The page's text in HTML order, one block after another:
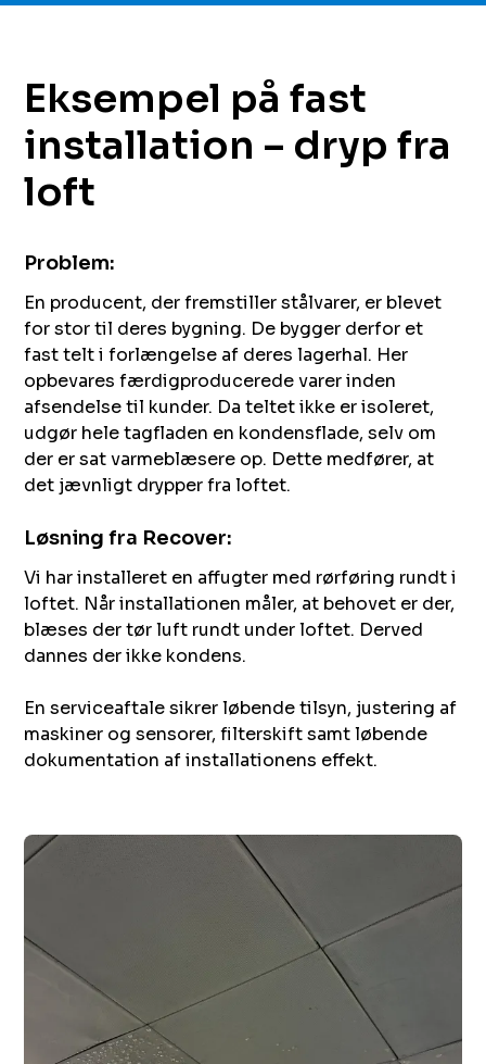
Eksempel på fast
installation – dryp fra
loft​​​​‌ ‍ ​‍​‍‌‍ ‌ ​‍‌‍‍‌‌‍‌ ‌‍‍‌‌‍ ‍​‍​‍​ ‍‍​‍​‍‌ ​ ‌‍​‌‌‍ ‍‌‍‍‌‌ ‌​‌ ‍‌​‍ ‍‌‍‍‌‌‍ ​‍​‍​‍ ​​‍​‍‌‍‍​‌ ​‍‌‍‌‌‌‍‌‍​‍​‍​ ‍‍​‍​‍​‍ ‌ ​ ‌ ‌​‌ ‌‌‌‍‌​‌‍‍‌‌‍ ​‍ ‌‍‍‌‌‍ ‍‌ ‌​‌‍‌‌‌‍ ‍‌ ‌​​‍ ‌‍‌‌‌‍‌​‌‍‍‌‌ ‌​​‍ ‌‍ ‌‌‍ ‌‍‌​‌‍‌‌​ ‌‌ ​​‌ ​‍‌‍‌‌‌ ​ ‌‍‌‌‌‍ ‍‌ ‌​‌‍​‌‌ ‌​‌‍‍‌‌‍ ‌‍ ‍​ ‍ ‌‍‍‌‌‍‌​​ ‌​ ‍‌​ ​‍‌‍​‍​ ​ ‌‍‌‌​ ‌ ​ ‌​​ ​‍​‍ ‌​ ​‍​ ​‌​ ​‌​ ‌ ​‍ ‌​ ‌​​ ‌‌​ ‌‌‌‍‌​​‍ ‌​ ‍​​ ‍​​ ‌‍‌‍​‌​‍ ‌‌‍‌‍‌‍‌​​ ​‌​ ‌‍​ ​ ​ ‍‌​ ‌‌‌‍​ ​ ‍‌‌‍‌‍​ ​​​ ‌‍​ ‍ ‌ ‌​‌ ‍‌‌ ​​‌‍‌‌​ ‌‌ ​ ‌‍‍‌‌ ‌​‌‍‌‌‌‌​​‌‍​‌‌‍‌ ‌‍‌‌​ ‍ ‌ ​​‌‍​‌‌ ‌​‌‍‍​​ ‌‌ ​​‌‍​‌‌‍‌ ‌‍‌‌‌​​‍‌ ‌‌‌‍‍‌‌‍ ​‌‍‌​‌‍‌‌‌ ​‍​‍‌‌​ ‌‌‌​​‍‌‌ ‌‍‍ ‌‍‌‌‌ ‍‌​‍‌‌​ ​ ‌​‌​​‍‌‌​ ​ ‌​‌​​‍‌‌​ ​‍​ ​‍​ ‌‍​ ‍​​ ‌‌​ ​ ​ ​‍​ ‌​​ ​ ‌‍​‌‌‍‌​​ ​​‌‍‌​​ ​​​‍‌‌​ ​‍​ ​‍​‍‌‌​ ‌‌‌​‌​​‍ ‍‌‍​ ‌‍ ‌‍ ‍‌ ‌​‌‍‌‌‌‍ ‍‌ ‌​​‍‌‌​ ‌‌‌​​‍‌‌ ‌‍‍ ‌‍‌‌‌ ‍‌​‍‌‌​ ​ ‌​‌​​‍‌‌​ ​ ‌​‌​​‍‌‌​ ​‍​ ​‍​ ​​‌‍​‌​ ‍​‌‍​‌​ ‌ ​ ‌ ‌‍​‌​ ‌​​ ‍​‌‍‌‍​ ‌‍‌‍‌‌​‍‌‌​ ​‍​ ​‍​‍‌‌​ ‌‌‌​‌​​‍ ‍‌‍​ ‌‍‍​‌‍‍‌‌‍ ​‌‍‌​‌ ​‍‌‍‌‌‌‍ ‍​‍‌‌​ ‌‌‌​​‍‌‌ ‌‍‍ ‌‍‌‌‌ ‍‌​‍‌‌​ ​ ‌​‌​​‍‌‌​ ​ ‌​‌​​‍‌‌​ ​‍​ ​‍​ ‍​‌‍​ ‌‍​‍​ ​‍​ ​‌‌‍​‍‌‍​ ​ ​​‌‍‌​​ ‌‌​ ​‍​ ​‌​‍‌‌​ ​‍​ ​‍​‍‌‌​ ‌‌‌​‌​​‍ ‍‌ ‌​‌‍‌‌‌ ‍​‌ ‌​​ ‌‍​‍‌‍​‌‌ ​ ‌‍‌‌‌‌‌‌‌ ​‍‌‍ ​​ ‌​‍‌‌​ ​‍‌​‌‍‌ ​ ‌ ‌​‌ ‌‌‌‍‌​‌‍‍‌‌‍ ​‍‌‍‌‍‍‌‌‍‌​​ ‌​ ‍‌​ ​‍‌‍​‍​ ​ ‌‍‌‌​ ‌ ​ ‌​​ ​‍​‍ ‌​ ​‍​ ​‌​ ​‌​ ‌ ​‍ ‌​ ‌​​ ‌‌​ ‌‌‌‍‌​​‍ ‌​ ‍​​ ‍​​ ‌‍‌‍​‌​‍ ‌‌‍‌‍‌‍‌​​ ​‌​ ‌‍​ ​ ​ ‍‌​ ‌‌‌‍​ ​ ‍‌‌‍‌‍​ ​​​ ‌‍​‍‌‍‌ ‌​‌ ‍‌‌ ​​‌‍‌‌​ ‌‌ ​ ‌‍‍‌‌ ‌​‌‍‌‌‌‌​​‌‍​‌‌‍‌ ‌‍‌‌​‍‌‍‌ ​​‌‍​‌‌ ‌​‌‍‍​​ ‌‌ ​​‌‍​‌‌‍‌ ‌‍‌‌‌​​‍‌ ‌‌‌‍‍‌‌‍ ​‌‍‌​‌‍‌‌‌ ​‍​‍‌‌​ ‌‌‌​​‍‌‌ ‌‍‍ ‌‍‌‌‌ ‍‌​‍‌‌​ ​ ‌​‌​​‍‌‌​ ​ ‌​‌​​‍‌‌​ ​‍​ ​‍​ ‌‍​ ‍​​ ‌‌​ ​ ​ ​‍​ ‌​​ ​ ‌‍​‌‌‍‌​​ ​​‌‍‌​​ ​​​‍‌‌​ ​‍​ ​‍​‍‌‌​ ‌‌‌​‌​​‍ ‍‌‍​ ‌‍ ‌‍ ‍‌ ‌​‌‍‌‌‌‍ ‍‌ ‌​​‍‌‌​ ‌‌‌​​‍‌‌ ‌‍‍ ‌‍‌‌‌ ‍‌​‍‌‌​ ​ ‌​‌​​‍‌‌​ ​ ‌​‌​​‍‌‌​ ​‍​ ​‍​ ​​‌‍​‌​ ‍​‌‍​‌​ ‌ ​ ‌ ‌‍​‌​ ‌​​ ‍​‌‍‌‍​ ‌‍‌‍‌‌​‍‌‌​ ​‍​ ​‍​‍‌‌​ ‌‌‌​‌​​‍ ‍‌‍​ ‌‍‍​‌‍‍‌‌‍ ​‌‍‌​‌ ​‍‌‍‌‌‌‍ ‍​‍‌‌​ ‌‌‌​​‍‌‌ ‌‍‍ ‌‍‌‌‌ ‍‌​‍‌‌​ ​ ‌​‌​​‍‌‌​ ​ ‌​‌​​‍‌‌​ ​‍​ ​‍​ ‍​‌‍​ ‌‍​‍​ ​‍​ ​‌‌‍​‍‌‍​ ​ ​​‌‍‌​​ ‌‌​ ​‍​ ​‌​‍‌‌​ ​‍​ ​‍​‍‌‌​ ‌‌‌​‌​​‍ ‍‌ ‌​‌‍‌‌‌ ‍​‌ ‌​​‍‌‍‌ ​​‌‍‌‌‌ ​‍‌ ​ ‌ ​​‌‍‌‌‌‍​ ‌ ‌​‌‍‍‌‌ ‌‍‌‍‌‌​ ‌‌ ​​‌ ‌‌‌‍​‍‌‍ ​‌‍‍‌‌ ​ ‌‍‍​‌‍‌‌‌‍‌​​‍​‍‌ ‌
Problem:
En producent, der fremstiller stålvarer, er blevet
for stor til deres bygning. De bygger derfor et
fast telt i forlængelse af deres lagerhal. Her
opbevares færdigproducerede varer inden
afsendelse til kunder. Da teltet ikke er isoleret,
udgør hele tagfladen en kondensflade, selv om
der er sat varmeblæsere op. Dette medfører, at
det jævnligt drypper fra loftet.​‍​‍‌‍ ‌ ​‍‌‍‍‌‌‍‌ ‌‍‍‌‌‍ ‍​‍​‍​ ‍‍​‍​‍‌ ​ ‌‍​‌‌‍ ‍‌‍‍‌‌ ‌​‌ ‍‌​‍ ‍‌‍‍‌‌‍ ​‍​‍​‍ ​​‍​‍‌‍‍​‌ ​‍‌‍‌‌‌‍‌‍​‍​‍​ ‍‍​‍​‍​‍ ‌ ​ ‌ ‌​‌ ‌‌‌‍‌​‌‍‍‌‌‍ ​‍ ‌‍‍‌‌‍ ‍‌ ‌​‌‍‌‌‌‍ ‍‌ ‌​​‍ ‌‍‌‌‌‍‌​‌‍‍‌‌ ‌​​‍ ‌‍ ‌‌‍ ‌‍‌​‌‍‌‌​ ‌‌ ​​‌ ​‍‌‍‌‌‌ ​ ‌‍‌‌‌‍ ‍‌ ‌​‌‍​‌‌ ‌​‌‍‍‌‌‍ ‌‍ ‍​ ‍ ‌‍‍‌‌‍‌​​ ‌​ ‍‌​ ​‍‌‍​‍​ ​ ‌‍‌‌​ ‌ ​ ‌​​ ​‍​‍ ‌​ ​‍​ ​‌​ ​‌​ ‌ ​‍ ‌​ ‌​​ ‌‌​ ‌‌‌‍‌​​‍ ‌​ ‍​​ ‍​​ ‌‍‌‍​‌​‍ ‌‌‍‌‍‌‍‌​​ ​‌​ ‌‍​ ​ ​ ‍‌​ ‌‌‌‍​ ​ ‍‌‌‍‌‍​ ​​​ ‌‍​ ‍ ‌ ‌​‌ ‍‌‌ ​​‌‍‌‌​ ‌‌ ​ ‌‍‍‌‌ ‌​‌‍‌‌‌‌​​‌‍​‌‌‍‌ ‌‍‌‌​ ‍ ‌ ​​‌‍​‌‌ ‌​‌‍‍​​ ‌‌ ​​‌‍​‌‌‍‌ ‌‍‌‌‌​​‍‌ ‌‌‌‍‍‌‌‍ ​‌‍‌​‌‍‌‌‌ ​‍​‍‌‌​ ‌‌‌​​‍‌‌ ‌‍‍ ‌‍‌‌‌ ‍‌​‍‌‌​ ​ ‌​‌​​‍‌‌​ ​ ‌​‌​​‍‌‌​ ​‍​ ​‍​ ‌‍​ ‍​​ ‌‌​ ​ ​ ​‍​ ‌​​ ​ ‌‍​‌‌‍‌​​ ​​‌‍‌​​ ​​​‍‌‌​ ​‍​ ​‍​‍‌‌​ ‌‌‌​‌​​‍ ‍‌‍​ ‌‍ ‌‍ ‍‌ ‌​‌‍‌‌‌‍ ‍‌ ‌​​‍‌‌​ ‌‌‌​​‍‌‌ ‌‍‍ ‌‍‌‌‌ ‍‌​‍‌‌​ ​ ‌​‌​​‍‌‌​ ​ ‌​‌​​‍‌‌​ ​‍​ ​‍​ ​‍​ ‌‍​ ‍‌​ ‌‍‌‍‌‍​ ‌​‌‍​‌​ ​‍‌‍​ ‌‍​‍​ ​ ​ ‌​​‍‌‌​ ​‍​ ​‍​‍‌‌​ ‌‌‌​‌​​‍ ‍‌‍​ ‌‍‍​‌‍‍‌‌‍ ​‌‍‌​‌ ​‍‌‍‌‌‌‍ ‍​‍‌‌​ ‌‌‌​​‍‌‌ ‌‍‍ ‌‍‌‌‌ ‍‌​‍‌‌​ ​ ‌​‌​​‍‌‌​ ​ ‌​‌​​‍‌‌​ ​‍​ ​‍​ ‌‌​ ​‌​ ‌​​ ‌‌​ ‌ ‌‍‌‌​ ‌​‌‍​‍‌‍‌‍‌‍​‍​ ​‍‌‍​‍​‍‌‌​ ​‍​ ​‍​‍‌‌​ ‌‌‌​‌​​‍ ‍‌ ‌​‌‍‌‌‌ ‍​‌ ‌​​ ‌‍​‍‌‍​‌‌ ​ ‌‍‌‌‌‌‌‌‌ ​‍‌‍ ​​ ‌​‍‌‌​ ​‍‌​‌‍‌ ​ ‌ ‌​‌ ‌‌‌‍‌​‌‍‍‌‌‍ ​‍‌‍‌‍‍‌‌‍‌​​ ‌​ ‍‌​ ​‍‌‍​‍​ ​ ‌‍‌‌​ ‌ ​ ‌​​ ​‍​‍ ‌​ ​‍​ ​‌​ ​‌​ ‌ ​‍ ‌​ ‌​​ ‌‌​ ‌‌‌‍‌​​‍ ‌​ ‍​​ ‍​​ ‌‍‌‍​‌​‍ ‌‌‍‌‍‌‍‌​​ ​‌​ ‌‍​ ​ ​ ‍‌​ ‌‌‌‍​ ​ ‍‌‌‍‌‍​ ​​​ ‌‍​‍‌‍‌ ‌​‌ ‍‌‌ ​​‌‍‌‌​ ‌‌ ​ ‌‍‍‌‌ ‌​‌‍‌‌‌‌​​‌‍​‌‌‍‌ ‌‍‌‌​‍‌‍‌ ​​‌‍​‌‌ ‌​‌‍‍​​ ‌‌ ​​‌‍​‌‌‍‌ ‌‍‌‌‌​​‍‌ ‌‌‌‍‍‌‌‍ ​‌‍‌​‌‍‌‌‌ ​‍​‍‌‌​ ‌‌‌​​‍‌‌ ‌‍‍ ‌‍‌‌‌ ‍‌​‍‌‌​ ​ ‌​‌​​‍‌‌​ ​ ‌​‌​​‍‌‌​ ​‍​ ​‍​ ‌‍​ ‍​​ ‌‌​ ​ ​ ​‍​ ‌​​ ​ ‌‍​‌‌‍‌​​ ​​‌‍‌​​ ​​​‍‌‌​ ​‍​ ​‍​‍‌‌​ ‌‌‌​‌​​‍ ‍‌‍​ ‌‍ ‌‍ ‍‌ ‌​‌‍‌‌‌‍ ‍‌ ‌​​‍‌‌​ ‌‌‌​​‍‌‌ ‌‍‍ ‌‍‌‌‌ ‍‌​‍‌‌​ ​ ‌​‌​​‍‌‌​ ​ ‌​‌​​‍‌‌​ ​‍​ ​‍​ ​‍​ ‌‍​ ‍‌​ ‌‍‌‍‌‍​ ‌​‌‍​‌​ ​‍‌‍​ ‌‍​‍​ ​ ​ ‌​​‍‌‌​ ​‍​ ​‍​‍‌‌​ ‌‌‌​‌​​‍ ‍‌‍​ ‌‍‍​‌‍‍‌‌‍ ​‌‍‌​‌ ​‍‌‍‌‌‌‍ ‍​‍‌‌​ ‌‌‌​​‍‌‌ ‌‍‍ ‌‍‌‌‌ ‍‌​‍‌‌​ ​ ‌​‌​​‍‌‌​ ​ ‌​‌​​‍‌‌​ ​‍​ ​‍​ ‌‌​ ​‌​ ‌​​ ‌‌​ ‌ ‌‍‌‌​ ‌​‌‍​‍‌‍‌‍‌‍​‍​ ​‍‌‍​‍​‍‌‌​ ​‍​ ​‍​‍‌‌​ ‌‌‌​‌​​‍ ‍‌ ‌​‌‍‌‌‌ ‍​‌ ‌​​‍‌‍‌ ​​‌‍‌‌‌ ​‍‌ ​ ‌ ​​‌‍‌‌‌‍​ ‌ ‌​‌‍‍‌‌ ‌‍‌‍‌‌​ ‌‌ ​​‌ ‌‌‌‍​‍‌‍ ​‌‍‍‌‌ ​ ‌‍‍​‌‍‌‌‌‍‌​​‍​‍‌ ‌
Løsning fra Recover:​​​​‌ ‍ ​‍​‍‌‍ ‌ ​‍‌‍‍‌‌‍‌ ‌‍‍‌‌‍ ‍​‍​‍​ ‍‍​‍​‍‌ ​ ‌‍​‌‌‍ ‍‌‍‍‌‌ ‌​‌ ‍‌​‍ ‍‌‍‍‌‌‍ ​‍​‍​‍ ​​‍​‍‌‍‍​‌ ​‍‌‍‌‌‌‍‌‍​‍​‍​ ‍‍​‍​‍​‍ ‌ ​ ‌ ‌​‌ ‌‌‌‍‌​‌‍‍‌‌‍ ​‍ ‌‍‍‌‌‍ ‍‌ ‌​‌‍‌‌‌‍ ‍‌ ‌​​‍ ‌‍‌‌‌‍‌​‌‍‍‌‌ ‌​​‍ ‌‍ ‌‌‍ ‌‍‌​‌‍‌‌​ ‌‌ ​​‌ ​‍‌‍‌‌‌ ​ ‌‍‌‌‌‍ ‍‌ ‌​‌‍​‌‌ ‌​‌‍‍‌‌‍ ‌‍ ‍​ ‍ ‌‍‍‌‌‍‌​​ ‌​ ‍‌​ ​‍‌‍​‍​ ​ ‌‍‌‌​ ‌ ​ ‌​​ ​‍​‍ ‌​ ​‍​ ​‌​ ​‌​ ‌ ​‍ ‌​ ‌​​ ‌‌​ ‌‌‌‍‌​​‍ ‌​ ‍​​ ‍​​ ‌‍‌‍​‌​‍ ‌‌‍‌‍‌‍‌​​ ​‌​ ‌‍​ ​ ​ ‍‌​ ‌‌‌‍​ ​ ‍‌‌‍‌‍​ ​​​ ‌‍​ ‍ ‌ ‌​‌ ‍‌‌ ​​‌‍‌‌​ ‌‌ ​ ‌‍‍‌‌ ‌​‌‍‌‌‌‌​​‌‍​‌‌‍‌ ‌‍‌‌​ ‍ ‌ ​​‌‍​‌‌ ‌​‌‍‍​​ ‌‌ ​​‌‍​‌‌‍‌ ‌‍‌‌‌​​‍‌ ‌‌‌‍‍‌‌‍ ​‌‍‌​‌‍‌‌‌ ​‍​‍‌‌​ ‌‌‌​​‍‌‌ ‌‍‍ ‌‍‌‌‌ ‍‌​‍‌‌​ ​ ‌​‌​​‍‌‌​ ​ ‌​‌​​‍‌‌​ ​‍​ ​‍​ ‌‍​ ‍​​ ‌‌​ ​ ​ ​‍​ ‌​​ ​ ‌‍​‌‌‍‌​​ ​​‌‍‌​​ ​​​‍‌‌​ ​‍​ ​‍​‍‌‌​ ‌‌‌​‌​​‍ ‍‌‍​ ‌‍ ‌‍ ‍‌ ‌​‌‍‌‌‌‍ ‍‌ ‌​​‍‌‌​ ‌‌‌​​‍‌‌ ‌‍‍ ‌‍‌‌‌ ‍‌​‍‌‌​ ​ ‌​‌​​‍‌‌​ ​ ‌​‌​​‍‌‌​ ​‍​ ​‍​ ‌ ‌‍‌‍​ ​‍​ ‌‍‌‍​‌​ ​‌​ ‍​​ ‌‌​ ‌​​ ‌​​ ‍​​ ​‍​‍‌‌​ ​‍​ ​‍​‍‌‌​ ‌‌‌​‌​​‍ ‍‌‍​ ‌‍‍​‌‍‍‌‌‍ ​‌‍‌​‌ ​‍‌‍‌‌‌‍ ‍​‍‌‌​ ‌‌‌​​‍‌‌ ‌‍‍ ‌‍‌‌‌ ‍‌​‍‌‌​ ​ ‌​‌​​‍‌‌​ ​ ‌​‌​​‍‌‌​ ​‍​ ​‍​ ​ ​ ​ ​ ‌‌‌‍‌‌​ ‍‌‌‍‌‌​ ‍‌‌‍‌‌​ ‌‌​ ​‍‌‍​‍​ ​‍​‍‌‌​ ​‍​ ​‍​‍‌‌​ ‌‌‌​‌​​‍ ‍‌ ‌​‌‍‌‌‌ ‍​‌ ‌​​ ‌‍​‍‌‍​‌‌ ​ ‌‍‌‌‌‌‌‌‌ ​‍‌‍ ​​ ‌​‍‌‌​ ​‍‌​‌‍‌ ​ ‌ ‌​‌ ‌‌‌‍‌​‌‍‍‌‌‍ ​‍‌‍‌‍‍‌‌‍‌​​ ‌​ ‍‌​ ​‍‌‍​‍​ ​ ‌‍‌‌​ ‌ ​ ‌​​ ​‍​‍ ‌​ ​‍​ ​‌​ ​‌​ ‌ ​‍ ‌​ ‌​​ ‌‌​ ‌‌‌‍‌​​‍ ‌​ ‍​​ ‍​​ ‌‍‌‍​‌​‍ ‌‌‍‌‍‌‍‌​​ ​‌​ ‌‍​ ​ ​ ‍‌​ ‌‌‌‍​ ​ ‍‌‌‍‌‍​ ​​​ ‌‍​‍‌‍‌ ‌​‌ ‍‌‌ ​​‌‍‌‌​ ‌‌ ​ ‌‍‍‌‌ ‌​‌‍‌‌‌‌​​‌‍​‌‌‍‌ ‌‍‌‌​‍‌‍‌ ​​‌‍​‌‌ ‌​‌‍‍​​ ‌‌ ​​‌‍​‌‌‍‌ ‌‍‌‌‌​​‍‌ ‌‌‌‍‍‌‌‍ ​‌‍‌​‌‍‌‌‌ ​‍​‍‌‌​ ‌‌‌​​‍‌‌ ‌‍‍ ‌‍‌‌‌ ‍‌​‍‌‌​ ​ ‌​‌​​‍‌‌​ ​ ‌​‌​​‍‌‌​ ​‍​ ​‍​ ‌‍​ ‍​​ ‌‌​ ​ ​ ​‍​ ‌​​ ​ ‌‍​‌‌‍‌​​ ​​‌‍‌​​ ​​​‍‌‌​ ​‍​ ​‍​‍‌‌​ ‌‌‌​‌​​‍ ‍‌‍​ ‌‍ ‌‍ ‍‌ ‌​‌‍‌‌‌‍ ‍‌ ‌​​‍‌‌​ ‌‌‌​​‍‌‌ ‌‍‍ ‌‍‌‌‌ ‍‌​‍‌‌​ ​ ‌​‌​​‍‌‌​ ​ ‌​‌​​‍‌‌​ ​‍​ ​‍​ ‌ ‌‍‌‍​ ​‍​ ‌‍‌‍​‌​ ​‌​ ‍​​ ‌‌​ ‌​​ ‌​​ ‍​​ ​‍​‍‌‌​ ​‍​ ​‍​‍‌‌​ ‌‌‌​‌​​‍ ‍‌‍​ ‌‍‍​‌‍‍‌‌‍ ​‌‍‌​‌ ​‍‌‍‌‌‌‍ ‍​‍‌‌​ ‌‌‌​​‍‌‌ ‌‍‍ ‌‍‌‌‌ ‍‌​‍‌‌​ ​ ‌​‌​​‍‌‌​ ​ ‌​‌​​‍‌‌​ ​‍​ ​‍​ ​ ​ ​ ​ ‌‌‌‍‌‌​ ‍‌‌‍‌‌​ ‍‌‌‍‌‌​ ‌‌​ ​‍‌‍​‍​ ​‍​‍‌‌​ ​‍​ ​‍​‍‌‌​ ‌‌‌​‌​​‍ ‍‌ ‌​‌‍‌‌‌ ‍​‌ ‌​​‍‌‍‌ ​​‌‍‌‌‌ ​‍‌ ​ ‌ ​​‌‍‌‌‌‍​ ‌ ‌​‌‍‍‌‌ ‌‍‌‍‌‌​ ‌‌ ​​‌ ‌‌‌‍​‍‌‍ ​‌‍‍‌‌ ​ ‌‍‍​‌‍‌‌‌‍‌​​‍​‍‌ ‌
Vi har installeret en affugter med rørføring rundt i
loftet. Når installationen måler, at behovet er der,
blæses der tør luft rundt under loftet. Derved
dannes der ikke kondens.
En serviceaftale sikrer løbende tilsyn, justering af
maskiner og sensorer, filterskift samt løbende
dokumentation af installationens effekt.‌ ‍ ​‍​‍‌‍ ‌ ​‍‌‍‍‌‌‍‌ ‌‍‍‌‌‍ ‍​‍​‍​ ‍‍​‍​‍‌ ​ ‌‍​‌‌‍ ‍‌‍‍‌‌ ‌​‌ ‍‌​‍ ‍‌‍‍‌‌‍ ​‍​‍​‍ ​​‍​‍‌‍‍​‌ ​‍‌‍‌‌‌‍‌‍​‍​‍​ ‍‍​‍​‍​‍ ‌ ​ ‌ ‌​‌ ‌‌‌‍‌​‌‍‍‌‌‍ ​‍ ‌‍‍‌‌‍ ‍‌ ‌​‌‍‌‌‌‍ ‍‌ ‌​​‍ ‌‍‌‌‌‍‌​‌‍‍‌‌ ‌​​‍ ‌‍ ‌‌‍ ‌‍‌​‌‍‌‌​ ‌‌ ​​‌ ​‍‌‍‌‌‌ ​ ‌‍‌‌‌‍ ‍‌ ‌​‌‍​‌‌ ‌​‌‍‍‌‌‍ ‌‍ ‍​ ‍ ‌‍‍‌‌‍‌​​ ‌​ ‍‌​ ​‍‌‍​‍​ ​ ‌‍‌‌​ ‌ ​ ‌​​ ​‍​‍ ‌​ ​‍​ ​‌​ ​‌​ ‌ ​‍ ‌​ ‌​​ ‌‌​ ‌‌‌‍‌​​‍ ‌​ ‍​​ ‍​​ ‌‍‌‍​‌​‍ ‌‌‍‌‍‌‍‌​​ ​‌​ ‌‍​ ​ ​ ‍‌​ ‌‌‌‍​ ​ ‍‌‌‍‌‍​ ​​​ ‌‍​ ‍ ‌ ‌​‌ ‍‌‌ ​​‌‍‌‌​ ‌‌ ​ ‌‍‍‌‌ ‌​‌‍‌‌‌‌​​‌‍​‌‌‍‌ ‌‍‌‌​ ‍ ‌ ​​‌‍​‌‌ ‌​‌‍‍​​ ‌‌ ​​‌‍​‌‌‍‌ ‌‍‌‌‌​​‍‌ ‌‌‌‍‍‌‌‍ ​‌‍‌​‌‍‌‌‌ ​‍​‍‌‌​ ‌‌‌​​‍‌‌ ‌‍‍ ‌‍‌‌‌ ‍‌​‍‌‌​ ​ ‌​‌​​‍‌‌​ ​ ‌​‌​​‍‌‌​ ​‍​ ​‍​ ‌‍​ ‍​​ ‌‌​ ​ ​ ​‍​ ‌​​ ​ ‌‍​‌‌‍‌​​ ​​‌‍‌​​ ​​​‍‌‌​ ​‍​ ​‍​‍‌‌​ ‌‌‌​‌​​‍ ‍‌‍​ ‌‍ ‌‍ ‍‌ ‌​‌‍‌‌‌‍ ‍‌ ‌​​‍‌‌​ ‌‌‌​​‍‌‌ ‌‍‍ ‌‍‌‌‌ ‍‌​‍‌‌​ ​ ‌​‌​​‍‌‌​ ​ ‌​‌​​‍‌‌​ ​‍​ ​‍​ ‌‍​ ​ ​ ​ ‌‍​‌​ ​ ‌‍​‌‌‍‌‍‌‍​‌​ ​‌​ ​‌‌‍​‌‌‍‌‍​‍‌‌​ ​‍​ ​‍​‍‌‌​ ‌‌‌​‌​​‍ ‍‌‍​ ‌‍‍​‌‍‍‌‌‍ ​‌‍‌​‌ ​‍‌‍‌‌‌‍ ‍​‍‌‌​ ‌‌‌​​‍‌‌ ‌‍‍ ‌‍‌‌‌ ‍‌​‍‌‌​ ​ ‌​‌​​‍‌‌​ ​ ‌​‌​​‍‌‌​ ​‍​ ​‍​ ​‍​ ‍‌‌‍​ ​ ‌ ‌‍‌‌‌‍‌​​ ​​​ ‌​​ ‌ ‌‍‌​​ ‌​​ ‌‌​‍‌‌​ ​‍​ ​‍​‍‌‌​ ‌‌‌​‌​​‍ ‍‌ ‌​‌‍‌‌‌ ‍​‌ ‌​​ ‌‍​‍‌‍​‌‌ ​ ‌‍‌‌‌‌‌‌‌ ​‍‌‍ ​​ ‌​‍‌‌​ ​‍‌​‌‍‌ ​ ‌ ‌​‌ ‌‌‌‍‌​‌‍‍‌‌‍ ​‍‌‍‌‍‍‌‌‍‌​​ ‌​ ‍‌​ ​‍‌‍​‍​ ​ ‌‍‌‌​ ‌ ​ ‌​​ ​‍​‍ ‌​ ​‍​ ​‌​ ​‌​ ‌ ​‍ ‌​ ‌​​ ‌‌​ ‌‌‌‍‌​​‍ ‌​ ‍​​ ‍​​ ‌‍‌‍​‌​‍ ‌‌‍‌‍‌‍‌​​ ​‌​ ‌‍​ ​ ​ ‍‌​ ‌‌‌‍​ ​ ‍‌‌‍‌‍​ ​​​ ‌‍​‍‌‍‌ ‌​‌ ‍‌‌ ​​‌‍‌‌​ ‌‌ ​ ‌‍‍‌‌ ‌​‌‍‌‌‌‌​​‌‍​‌‌‍‌ ‌‍‌‌​‍‌‍‌ ​​‌‍​‌‌ ‌​‌‍‍​​ ‌‌ ​​‌‍​‌‌‍‌ ‌‍‌‌‌​​‍‌ ‌‌‌‍‍‌‌‍ ​‌‍‌​‌‍‌‌‌ ​‍​‍‌‌​ ‌‌‌​​‍‌‌ ‌‍‍ ‌‍‌‌‌ ‍‌​‍‌‌​ ​ ‌​‌​​‍‌‌​ ​ ‌​‌​​‍‌‌​ ​‍​ ​‍​ ‌‍​ ‍​​ ‌‌​ ​ ​ ​‍​ ‌​​ ​ ‌‍​‌‌‍‌​​ ​​‌‍‌​​ ​​​‍‌‌​ ​‍​ ​‍​‍‌‌​ ‌‌‌​‌​​‍ ‍‌‍​ ‌‍ ‌‍ ‍‌ ‌​‌‍‌‌‌‍ ‍‌ ‌​​‍‌‌​ ‌‌‌​​‍‌‌ ‌‍‍ ‌‍‌‌‌ ‍‌​‍‌‌​ ​ ‌​‌​​‍‌‌​ ​ ‌​‌​​‍‌‌​ ​‍​ ​‍​ ‌‍​ ​ ​ ​ ‌‍​‌​ ​ ‌‍​‌‌‍‌‍‌‍​‌​ ​‌​ ​‌‌‍​‌‌‍‌‍​‍‌‌​ ​‍​ ​‍​‍‌‌​ ‌‌‌​‌​​‍ ‍‌‍​ ‌‍‍​‌‍‍‌‌‍ ​‌‍‌​‌ ​‍‌‍‌‌‌‍ ‍​‍‌‌​ ‌‌‌​​‍‌‌ ‌‍‍ ‌‍‌‌‌ ‍‌​‍‌‌​ ​ ‌​‌​​‍‌‌​ ​ ‌​‌​​‍‌‌​ ​‍​ ​‍​ ​‍​ ‍‌‌‍​ ​ ‌ ‌‍‌‌‌‍‌​​ ​​​ ‌​​ ‌ ‌‍‌​​ ‌​​ ‌‌​‍‌‌​ ​‍​ ​‍​‍‌‌​ ‌‌‌​‌​​‍ ‍‌ ‌​‌‍‌‌‌ ‍​‌ ‌​​‍‌‍‌ ​​‌‍‌‌‌ ​‍‌ ​ ‌ ​​‌‍‌‌‌‍​ ‌ ‌​‌‍‍‌‌ ‌‍‌‍‌‌​ ‌‌ ​​‌ ‌‌‌‍​‍‌‍ ​‌‍‍‌‌ ​ ‌‍‍​‌‍‌‌‌‍‌​​‍​‍‌ ‌